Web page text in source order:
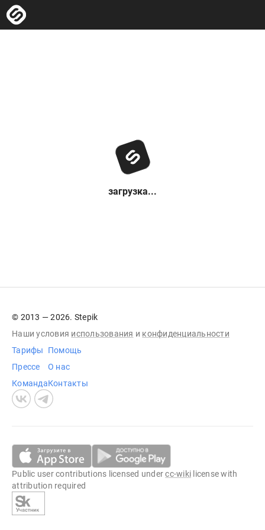
загрузка...
© 2013 — 2026. Stepik
Наши условия использования и конфиденциальности
Тарифы
Прессе
Команда
Помощь
О нас
Контакты
Public user contributions licensed undercc-wiki license with
attribution required